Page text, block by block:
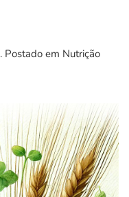
. Postado em Nutrição